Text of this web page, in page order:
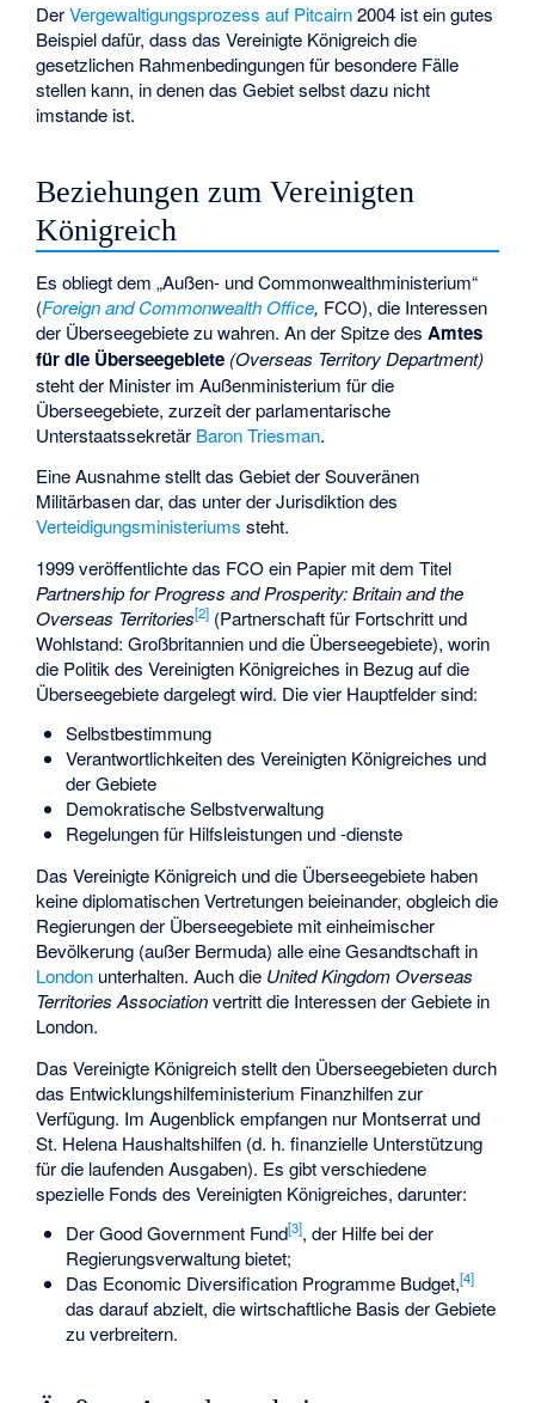
DerVergewaltigungsprozess auf Pitcairn2004 ist ein gutes
Beispiel dafür, dass das Vereinigte Königreich die
gesetzlichen Rahmenbedingungen für besondere Fälle
stellen kann, in denen das Gebiet selbst dazu nicht
imstande ist.
Beziehungen zum Vereinigten
Königreich
Es obliegt dem „Außen- und Commonwealthministerium“
(Foreign and Commonwealth Office, FCO), die Interessen
der Überseegebiete zu wahren. An der Spitze des Amtes
für die Überseegebiete (Overseas Territory Department)
steht der Minister im Außenministerium für die
Überseegebiete, zurzeit der parlamentarische
Unterstaatssekretär Baron Triesman.
Eine Ausnahme stellt das Gebiet der Souveränen
Militärbasen dar, das unter der Jurisdiktion des
Verteidigungsministeriums steht.
1999 veröffentlichte das FCO ein Papier mit dem Titel
Partnership for Progress and Prosperity: Britain and the
Overseas Territories[2] (Partnerschaft für Fortschritt und
Wohlstand: Großbritannien und die Überseegebiete), worin
die Politik des Vereinigten Königreiches in Bezug auf die
Überseegebiete dargelegt wird. Die vier Hauptfelder sind:
Selbstbestimmung
Verantwortlichkeiten des Vereinigten Königreiches und
der Gebiete
Demokratische Selbstverwaltung
Regelungen für Hilfsleistungen und -dienste
Das Vereinigte Königreich und die Überseegebiete haben
keine diplomatischen Vertretungen beieinander, obgleich die
Regierungen der Überseegebiete mit einheimischer
Bevölkerung (außer Bermuda) alle eine Gesandtschaft in
London unterhalten. Auch die United Kingdom Overseas
Territories Associationvertritt die Interessen der Gebiete in
London.
Das Vereinigte Königreich stellt den Überseegebieten durch
das Entwicklungshilfeministerium Finanzhilfen zur
Verfügung. Im Augenblick empfangen nur Montserrat und
St. Helena Haushaltshilfen (d. h. finanzielle Unterstützung
für die laufenden Ausgaben). Es gibt verschiedene
spezielle Fonds des Vereinigten Königreiches, darunter:
Der Good Government Fund[3], der Hilfe bei der
Regierungsverwaltung bietet;
Das Economic Diversification Programme Budget,[4]
das darauf abzielt, die wirtschaftliche Basis der Gebiete
zu verbreitern.